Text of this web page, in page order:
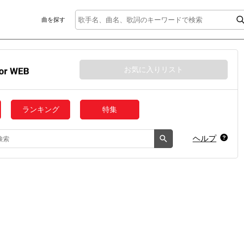
曲を探す
お気に入りリスト
ランキング 特集
ヘルプ